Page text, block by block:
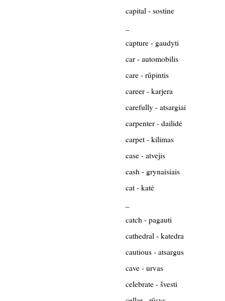
capital - sostine
capture - gaudyti
car - automobilis
care - rūpintis
career - karjera
carefully - atsargiai
carpenter - dailidė
carpet - kilimas
case - atvejis
cash - grynaisiais
cat - katė
catch - pagauti
cathedral - katedra
cautious - atsargus
cave - urvas
celebrate - švesti